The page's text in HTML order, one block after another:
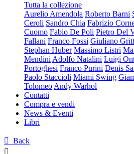
Tutta la collezione
Aurelio Amendola Roberto Barni
Ceroli Sandro Chia Fabrizio
Cuomo Fabio De Poli Pietro Del
Fallani Franco Fossi Giuliano
Stephan Huber Massimo Listri
Mendini Adolfo Natalini Luigi
Portoghesi Franco Purini Denis
Paolo Staccioli Miami Swing
Tolomeo Andy Warhol
Contatti
Compra e vendi
News & Eventi
Libri
 Back
